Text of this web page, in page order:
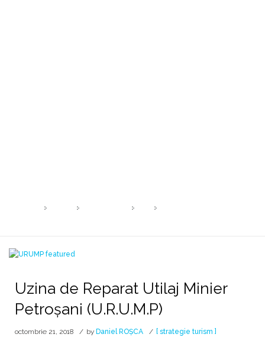
Uzina de Reparat Utilaj Minier
Petroșani (U.R.U.M.P)
octombrie 21, 2018 by Daniel ROȘCA [ strategie turism ]